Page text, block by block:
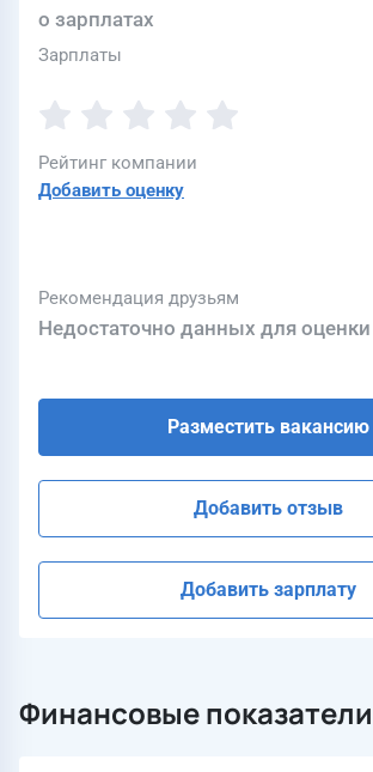
о зарплатах
Зарплаты
Рейтинг компании
Добавить оценку
Рекомендация друзьям
Недостаточно данных для оценки
Разместить вакансию
Добавить отзыв
Добавить зарплату
Финансовые показатели